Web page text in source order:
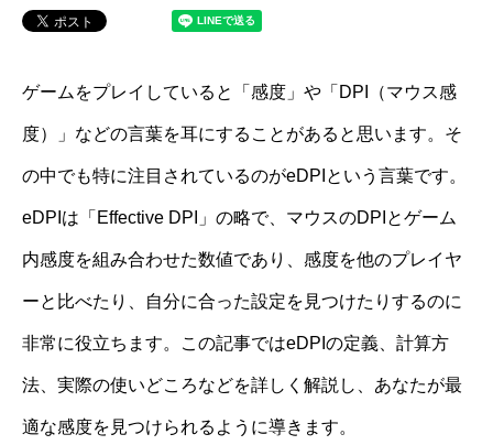
ゲームをプレイしていると「感度」や「DPI（マウス感
度）」などの言葉を耳にすることがあると思います。そ
の中でも特に注目されているのがeDPIという言葉です。
eDPIは「Effective DPI」の略で、マウスのDPIとゲーム
内感度を組み合わせた数値であり、感度を他のプレイヤ
ーと比べたり、自分に合った設定を見つけたりするのに
非常に役立ちます。この記事ではeDPIの定義、計算方
法、実際の使いどころなどを詳しく解説し、あなたが最
適な感度を見つけられるように導きます。